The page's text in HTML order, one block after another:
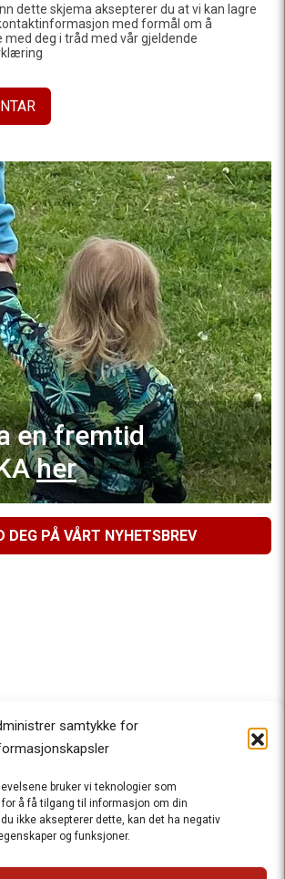
samtykke for
bruker vi teknologier som
for å få tilgang til informasjon om din
ikke aksepterer dette, kan det ha negativ
og funksjoner.
dette skjema aksepterer du at vi kan lagre
med formål om å
med deg i tråd med vår gjeldende
en fremtid
her
DEG PÅ VÅRT NYHETSBREV
klimaaksjon
redaktør
: Halfdan Wiik |